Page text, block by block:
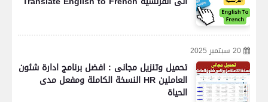
20 سبتمبر 2025
تحميل وتنزيل مجانى : افضل برنامج ادارة شئون
العاملين HR النسخة الكاملة ومفعل مدى
الحياة